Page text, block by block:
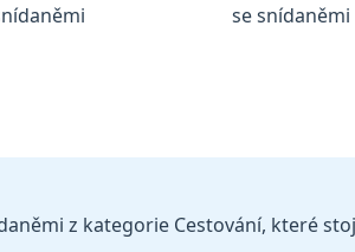
z kategorie Cestování, které